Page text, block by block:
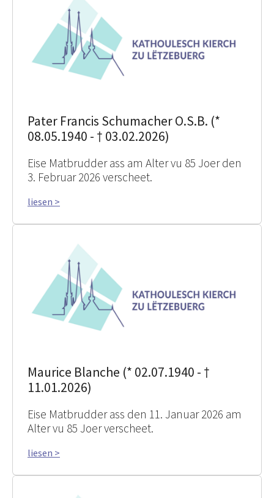
Pater Francis Schumacher O.S.B. (*
08.05.1940 - † 03.02.2026)
Eise Matbrudder ass am Alter vu 85 Joer den
3. Februar 2026 verscheet.
liesen >
Maurice Blanche (* 02.07.1940 - †
11.01.2026)
Eise Matbrudder ass den 11. Januar 2026 am
Alter vu 85 Joer verscheet.
liesen >